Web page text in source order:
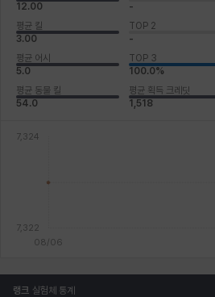
12.00
-
평균 킬
3.00
TOP 2
-
평균 어시
5.0
TOP 3
100.0%
평균 동물 킬
54.0
평균 획득 크레딧
1,518
랭크 실험체 통계